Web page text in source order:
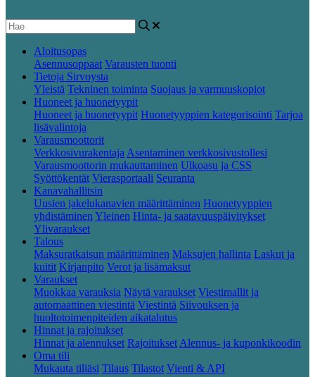
Aloitusopas
Asennusoppaat Varausten tuonti
Tietoja Sirvoysta
Yleistä Tekninen toiminta Suojaus ja varmuuskopiot
Huoneet ja huonetyypit
Huoneet ja huonetyypit Huonetyyppien kategorisointi Tarjoa
lisävalintoja
Varausmoottorit
Verkkosivurakentaja Asentaminen verkkosivustollesi
Varausmoottorin mukauttaminen Ulkoasu ja CSS
Syöttökentät Vierasportaali Seuranta
Kanavahallitsin
Uusien jakelukanavien määrittäminen Huonetyyppien
yhdistäminen Yleinen Hinta- ja saatavuuspäivitykset
Ylivaraukset
Talous
Maksuratkaisun määrittäminen Maksujen hallinta Laskut ja
kuitit Kirjanpito Verot ja lisämaksut
Varaukset
Muokkaa varauksia Näytä varaukset Viestimallit ja
automaattinen viestintä Viestintä Siivouksen ja
huoltotoimenpiteiden aikatalutus
Hinnat ja rajoitukset
Hinnat ja alennukset Rajoitukset Alennus- ja kuponkikoodin
Oma tili
Mukauta tiliäsi Tilaus Tilastot Vienti & API